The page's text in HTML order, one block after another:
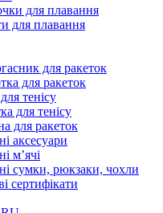
для плавання
для плавання
для ракеток
для ракеток
тенісу
для тенісу
для ракеток
аксесуари
мʼячі
сумки, рюкзаки, чохли
сертифікати